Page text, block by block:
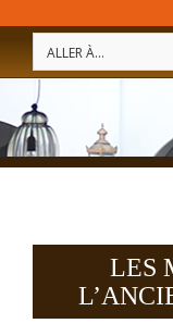
ALLER À...
LES